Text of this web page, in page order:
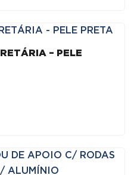
– PELE